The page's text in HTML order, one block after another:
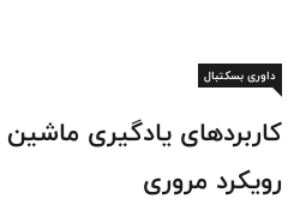
داوری بسکتبال
کاربردهای یادگیری
رویکرد مروری